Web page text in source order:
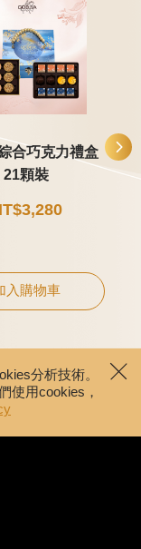
合巧克力禮盒
21顆裝
入購物車
分析技術。
使用cookies，